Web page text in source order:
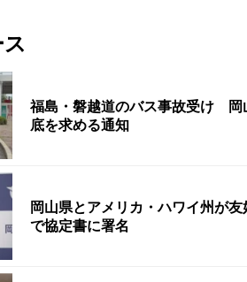
福島・磐越道のバス事故受け 岡
底を求める通知
岡山県とアメリカ・ハワイ州が
で協定書に署名